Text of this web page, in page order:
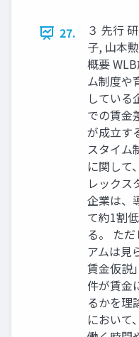
27.
３ 先行
子, 山本
概要
ム制度や
している
での賃金
が成立す
スタイム
に関して
レックス
企業は、
て約1割
る。 た
アムは見
賃金仮説
件が賃金
るかを理
において